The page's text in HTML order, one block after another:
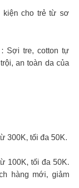
kiện cho trẻ từ sơ
: Sợi tre, cotton tự
an toàn da của
300K, tối đa 50K.
100K, tối đa 50K.
hàng mới, giảm